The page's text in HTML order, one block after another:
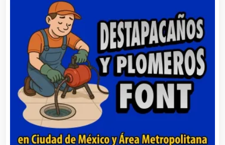
Autobuses
Automatización
Automóviles Nuevos y Usados
Autopartes Eléctricas